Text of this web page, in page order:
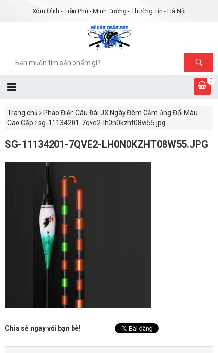
Xóm Đình - Trần Phú - Minh Cường - Thường Tín - Hà Nội
0
Trang chủ
Phao Điện Câu Đài JX Ngày Đêm Cảm ứng Đổi Màu
Cao Cấp
sg-11134201-7qve2-lh0n0kzht08w55.jpg
SG-11134201-7QVE2-LH0N0KZHT08W55.JPG
Chia sẻ ngay với bạn bè!